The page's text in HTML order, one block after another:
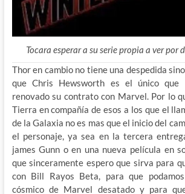
Tocara esperar a su serie propia a ver por
Thor en cambio no tiene una despedida
que Chris Hewsworth es el único que
renovado su contrato con Marvel. Por lo
Tierra en compañía de esos a los que el
de la Galaxia no es mas que el inicio del
el personaje, ya sea en la tercera
james Gunn o en una nueva película en
que sinceramente espero que sirva para
con Bill Rayos Beta, para que
cósmico de Marvel desatado y para